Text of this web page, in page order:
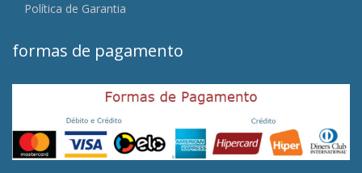
Política de Garantia
formas de pagamento